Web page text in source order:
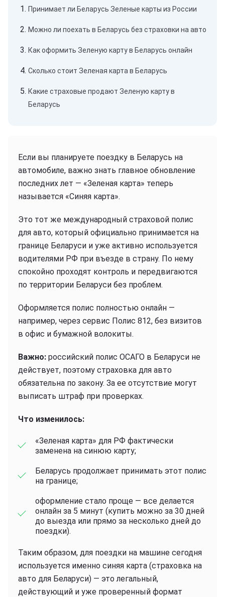
Принимает ли Беларусь Зеленые карты из России
Можно ли поехать в Беларусь без страховки на авто
Как оформить Зеленую карту в Беларусь онлайн
Сколько стоит Зеленая карта в Беларусь
Какие страховые продают Зеленую карту в
Беларусь
Если вы планируете поездку в Беларусь на
автомобиле, важно знать главное обновление
последних лет — «Зеленая карта» теперь
называется «Синяя карта».
Это тот же международный страховой полис
для авто, который официально принимается на
границе Беларуси и уже активно используется
водителями РФ при въезде в страну. По нему
спокойно проходят контроль и передвигаются
по территории Беларуси без проблем.
Оформляется полис полностью онлайн —
например, через сервис Полис 812, без визитов
в офис и бумажной волокиты.
Важно: российский полис ОСАГО в Беларуси не
действует, поэтому страховка для авто
обязательна по закону. За ее отсутствие могут
выписать штраф при проверках.
Что изменилось:
«Зеленая карта» для РФ фактически
заменена на синюю карту;
Беларусь продолжает принимать этот полис
на границе;
оформление стало проще — все делается
онлайн за 5 минут (купить можно за 30 дней
до выезда или прямо за несколько дней до
поездки).
Таким образом, для поездки на машине сегодня
используется именно синяя карта (страховка на
авто для Беларуси) — это легальный,
действующий и уже проверенный формат